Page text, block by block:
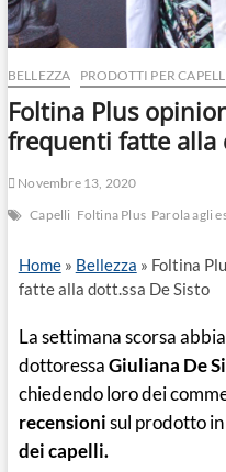
BELLEZZA PRODOTTI PER
Foltina Plus
frequenti fatte alla
Novembre 13, 2020
Capelli Foltina Plus Parola agli
Home» Bellezza » Foltina
fatte alla dott.ssa De Sisto
La settimana scorsa
dottoressaGiuliana De
chiedendo loro dei
recensionisul prodotto
dei capelli.